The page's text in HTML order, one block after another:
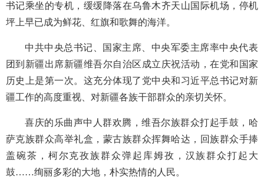
书记乘坐的专机，缓缓降落在乌鲁木齐天山国际机场，停机
坪上早已成为鲜花、红旗和歌舞的海洋。
中共中央总书记、国家主席、中央军委主席率中央代表
团到新疆出席新疆维吾尔自治区成立庆祝活动，在党和国家
历史上是第一次。这充分体现了党中央和习近平总书记对新
疆工作的高度重视、对新疆各族干部群众的亲切关怀。
喜庆的乐曲声中人群欢腾，维吾尔族群众打起手鼓，哈
萨克族群众高举礼盒，蒙古族群众挥舞哈达，回族群众手捧
盖碗茶，柯尔克孜族群众弹起库姆孜，汉族群众打起大
鼓……绚丽多彩的大地，朴实热情的人民。